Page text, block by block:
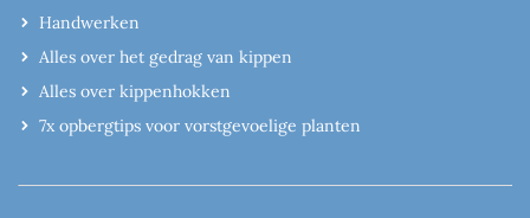
Handwerken
Alles over het gedrag van kippen
Alles over kippenhokken
7x opbergtips voor vorstgevoelige planten